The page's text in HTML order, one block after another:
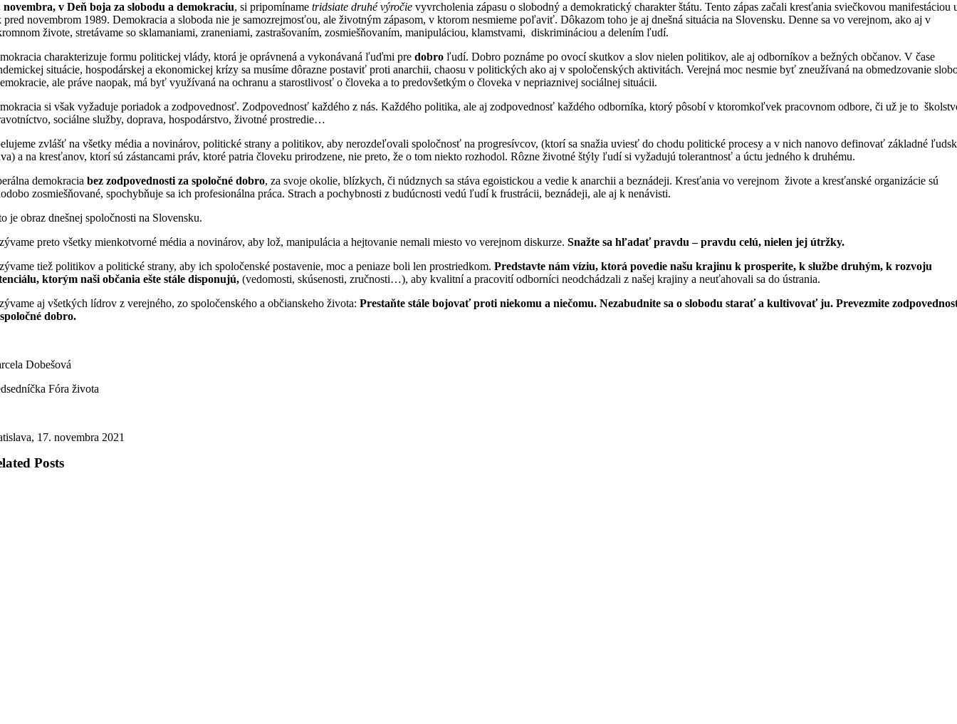
novembra, v Deň boja za slobodu a demokraciu, si pripomínametridsiate druhé výročie vyvrcholenia zápasu o slobodný a demokratický charakter štátu. Tento zápas začalikresťania sviečkovou manifestáciou
pred novembrom 1989. Demokracia a sloboda nie je samozrejmosťou, ale životným zápasom, v ktorom nesmieme poľaviť. Dôkazom toho je aj dnešná situácia na Slovensku. Denne sa vo verejnom, ako aj v
živote, stretávame so sklamaniami, zraneniami, zastrašovaním, zosmiešňovaním, manipuláciou, klamstvami, diskrimináciou a delením ľudí.
charakterizuje formu politickej vlády, ktorá je oprávnená a vykonávaná ľuďmi predobro ľudí. Dobro poznáme po ovocí skutkov a slov nielen politikov, ale aj odborníkov a bežných občanov. V čase
situácie, hospodárskej a ekonomickej krízy sa musíme dôrazne postaviť proti anarchii, chaosu v politických ako aj v spoločenských aktivitách. Verejná moc nesmie byť zneužívaná na obmedzovanie
ale práve naopak, má byť využívaná na ochranu a starostlivosť o človeka a to predovšetkým o človeka v nepriaznivej sociálnej situácii.
si však vyžaduje poriadok a zodpovednosť. Zodpovednosť každého z nás. Každého politika, ale aj zodpovednosť každého odborníka, ktorý pôsobí v ktoromkoľvek pracovnom odbore, či už je to
sociálne služby, doprava, hospodárstvo, životné prostredie…
zvlášť na všetky média a novinárov, politické strany a politikov, aby nerozdeľovali spoločnosť na progresívcov, (ktorí sa snažia uviesť do chodu politické procesy a v nich nanovo definovať základné
a na kresťanov, ktorí sú zástancami práv, ktoré patria človeku prirodzene, nie preto, že o tom niekto rozhodol. Rôzne životné štýly ľudí si vyžadujú tolerantnosť a úctu jedného k druhému.
demokraciabez zodpovednosti za spoločné dobro, za svoje okolie, blízkych, či núdznych sa stáva egoistickou a vedie k anarchii a beznádeji. Kresťania vo verejnom živote a kresťanské organizácie sú
zosmiešňované, spochybňuje sa ich profesionálna práca. Strach a pochybnosti z budúcnosti vedú ľudí k frustrácii, beznádeji, ale aj k nenávisti.
je obraz dnešnej spoločnosti na Slovensku.
preto všetky mienkotvorné média a novinárov, aby lož, manipulácia a hejtovanie nemali miesto vo verejnom diskurze. Snažte sa hľadať pravdu – pravdu celú, nielen jej útržky.
tiež politikov a politické strany, aby ich spoločenské postavenie, moc a peniaze boli len prostriedkom. Predstavte nám víziu, ktorá povedie našu krajinu k prosperite, k službe druhým, k rozvoju
ktorým naši občania ešte stále disponujú,(vedomosti, skúsenosti, zručnosti…), aby kvalitní a pracovití odborníci neodchádzali z našej krajiny a neuťahovali sa do ústrania.
aj všetkých lídrov z verejného, zo spoločenského a občianskeho života: Prestaňte stále bojovať proti niekomu a niečomu. Nezabudnite sa o slobodu starať a kultivovať ju. Prevezmite
dobro.
Dobešová
Fóra života
17. novembra 2021
Posts